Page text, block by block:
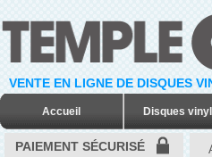
VENTE EN LIGNE DE DISQUES
Accueil Disques
PAIEMENT SÉCURISÉ